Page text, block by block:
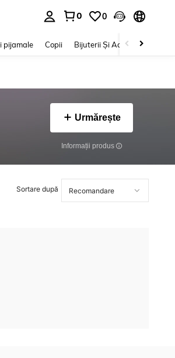
0 0
pijamale Copii Bijuterii Și Accesorii
Urmărește
Informații produs
Sortare după